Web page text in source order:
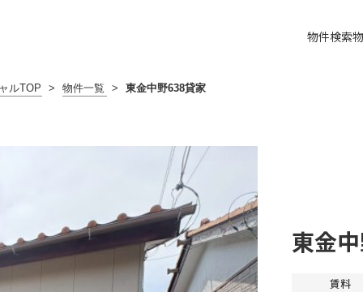
物件検索
ルTOP > 物件一覧 > 東金中野638貸家
東金
賃料